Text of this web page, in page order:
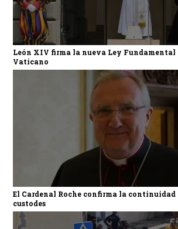
León XIV firma la nueva Ley Fundamental
Vaticano
El Cardenal Roche confirma la
custodes